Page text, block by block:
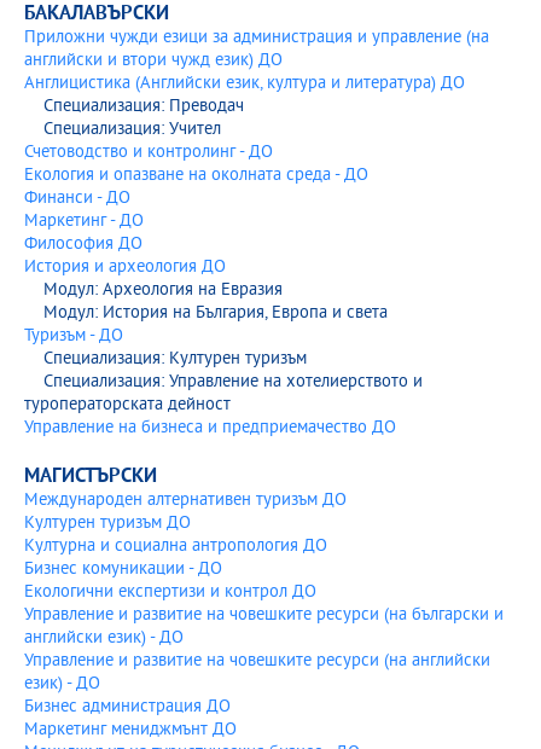
Електронен каталог 2023/2024
Електронен каталог 2022/2023
Електронен каталог 2021/2022
Електронен каталог 2020/2021
Електронен каталог 2019/2020
Електронен каталог 2018/2019
Електронен каталог 2017/2018
Електронен каталог 2016/2017
Електронен каталог 2015/2016
Електронен каталог 2014/2015
Електронен каталог 2013/2014
БАКАЛАВЪРСКИ
Приложни чужди езици за администрация и управление (на
английски и втори чужд език) ДО
Англицистика (Английски език, култура и литература) ДО
Специализация: Преводач
Специализация: Учител
Счетоводство и контролинг - ДО
Екология и опазване на околната среда - ДО
Финанси - ДО
Маркетинг - ДО
Философия ДО
История и археология ДО
Модул: Археология на Евразия
Модул: История на България, Европа и света
Туризъм - ДО
Специализация: Културен туризъм
Специализация: Управление на хотелиерството и
туроператорската дейност
Управление на бизнеса и предприемачество ДО
МАГИСТЪРСКИ
Международен алтернативен туризъм ДО
Културен туризъм ДО
Културна и социална антропология ДО
Бизнес комуникации - ДО
Екологични експертизи и контрол ДО
Управление и развитие на човешките ресурси (на български и
английски език) - ДО
Управление и развитие на човешките ресурси (на английски
език) - ДО
Бизнес администрация ДО
Маркетинг мениджмънт ДО